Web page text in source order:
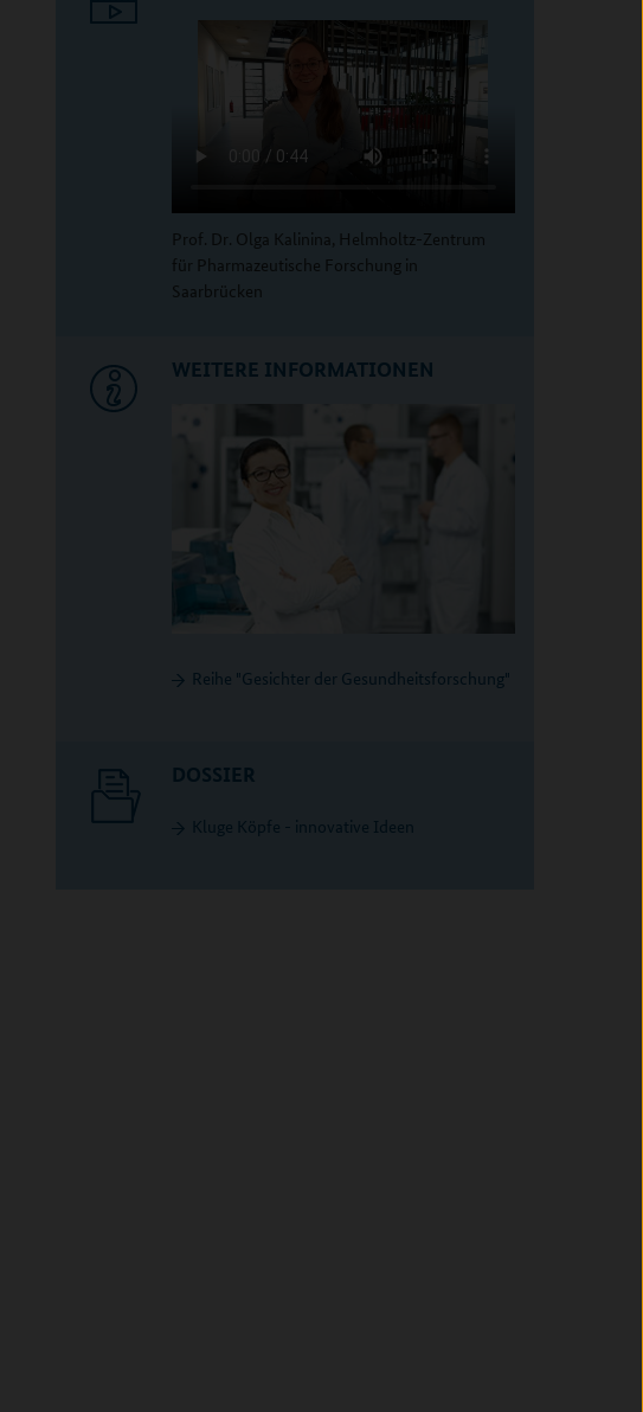
Prof. Dr. Olga Kalinina, Helmholtz-Zentrum
für Pharmazeutische Forschung in
Saarbrücken
WEITERE INFORMATIONEN
Reihe "Gesichter der Gesundheitsforschung"
DOSSIER
Kluge Köpfe - innovative Ideen